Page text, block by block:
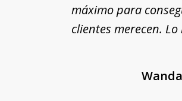
máximo para
clientes merecen.
Wanda